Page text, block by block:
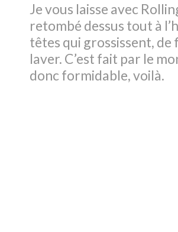
Je vous laisse avec
retombé dessus tout à
têtes qui grossissent, de
laver. C’est fait par le
donc formidable, voilà.